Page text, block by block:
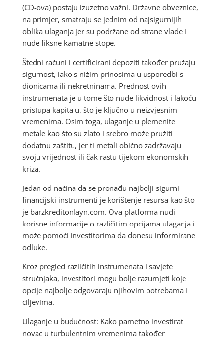
(CD-ova) postaju izuzetno važni. Državne obveznice,
na primjer, smatraju se jednim od najsigurnijih
oblika ulaganja jer su podržane od strane vlade i
nude fiksne kamatne stope.
Štedni računi i certificirani depoziti također pružaju
sigurnost, iako s nižim prinosima u usporedbi s
dionicama ili nekretninama. Prednost ovih
instrumenata je u tome što nude likvidnost i lakoću
pristupa kapitalu, što je ključno u neizvjesnim
vremenima. Osim toga, ulaganje u plemenite
metale kao što su zlato i srebro može pružiti
dodatnu zaštitu, jer ti metali obično zadržavaju
svoju vrijednost ili čak rastu tijekom ekonomskih
kriza.
Jedan od načina da se pronađu najbolji sigurni
financijski instrumenti je korištenje resursa kao što
je barzkreditonlayn.com. Ova platforma nudi
korisne informacije o različitim opcijama ulaganja i
može pomoći investitorima da donesu informirane
odluke.
Kroz pregled različitih instrumenata i savjete
stručnjaka, investitori mogu bolje razumjeti koje
opcije najbolje odgovaraju njihovim potrebama i
ciljevima.
Ulaganje u budućnost: Kako pametno investirati
novac u turbulentnim vremenima također